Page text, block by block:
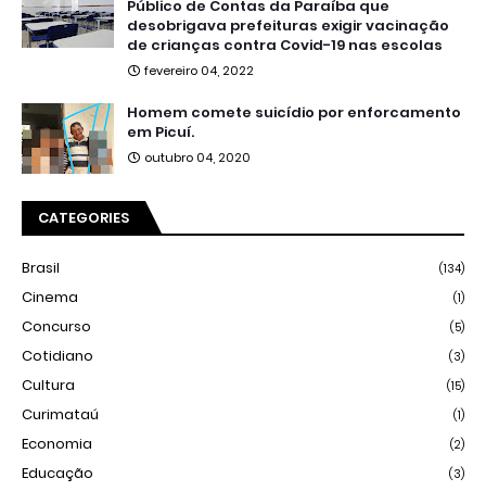
Público de Contas da Paraíba que
desobrigava prefeituras exigir vacinação
de crianças contra Covid-19 nas escolas
fevereiro 04, 2022
Homem comete suicídio por enforcamento
em Picuí.
outubro 04, 2020
CATEGORIES
Brasil (134)
Cinema (1)
Concurso (5)
Cotidiano (3)
Cultura (15)
Curimataú (1)
Economia (2)
Educação (3)